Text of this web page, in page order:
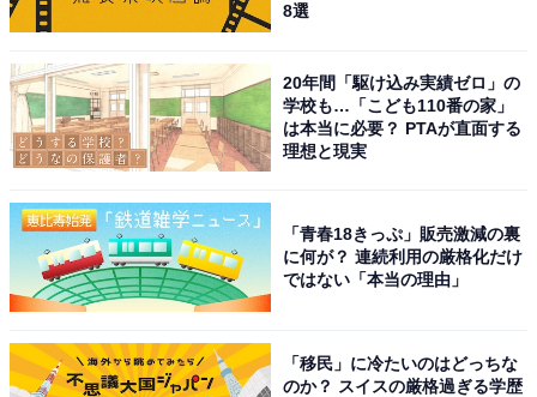
こちらもおすすめ
『タイプロ』落選も大人気に！ 「timelesz」に
なれなかった候補生たちの現在地
8選
20年間「駆け込み実績ゼロ」の
学校も…「こども110番の家」
は本当に必要？ PTAが直面する
理想と現実
「青春18きっぷ」販売激減の裏
に何が？ 連続利用の厳格化だけ
ではない「本当の理由」
「移民」に冷たいのはどっちな
のか？ スイスの厳格過ぎる学歴